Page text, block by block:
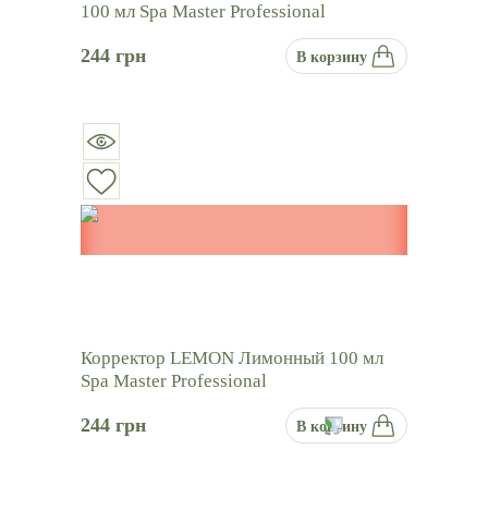
100 мл Spa Master Professional
244 грн В корзину
Корректор LEMON Лимонный 100 мл
Spa Master Professional
244 грн В корзину